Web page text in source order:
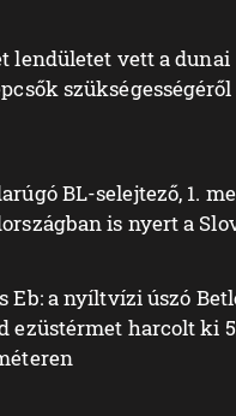
lendületet vett a dunai
szükségességéről
BL-selejtező, 1.
is nyert a
Eb: a nyíltvízi úszó
ezüstérmet harcolt ki 5